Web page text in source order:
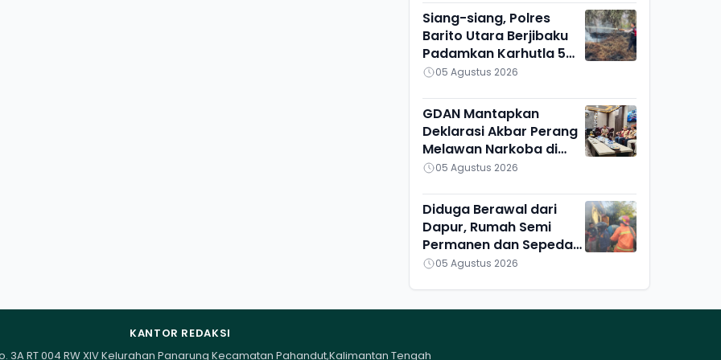
Siang-siang, Polres
Barito Utara Berjibaku
Padamkan Karhutla 5
Hektare di Bintang
05 Agustus 2026
GDAN Mantapkan
Deklarasi Akbar Perang
Melawan Narkoba di
Kalteng
05 Agustus 2026
Diduga Berawal dari
Dapur, Rumah Semi
Permanen dan Sepeda
Motor di Ketapang
05 Agustus 2026
KANTOR REDAKSI
3A RT 004 RW XIV Kelurahan Panarung Kecamatan Pahandut,Kalimantan Tengah